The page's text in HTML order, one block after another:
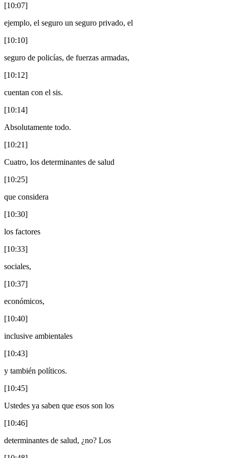
[10:07]
ejemplo, el seguro un seguro privado, el
[10:10]
seguro de policías, de fuerzas armadas,
[10:12]
cuentan con el sis.
[10:14]
Absolutamente todo.
[10:21]
Cuatro, los determinantes de salud
[10:25]
que considera
[10:30]
los factores
[10:33]
sociales,
[10:37]
económicos,
[10:40]
inclusive ambientales
[10:43]
y también políticos.
[10:45]
Ustedes ya saben que esos son los
[10:46]
determinantes de salud, ¿no? Los